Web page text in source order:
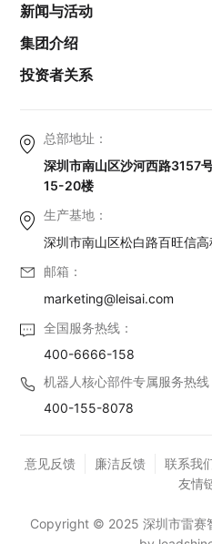
总部地址：
深圳市南山区沙河西路3157
15-20楼
生产基地：
深圳市南山区松白路百旺信
邮箱：
marketing@leisai.com
全国服务热线：
400-6666-158
机器人核心部件专属服务热线
400-155-8078
新闻与活动
集团介绍
投资者关系
意见反馈 廉洁反馈 联系我
友情
Copyright © 2025 深圳市雷赛